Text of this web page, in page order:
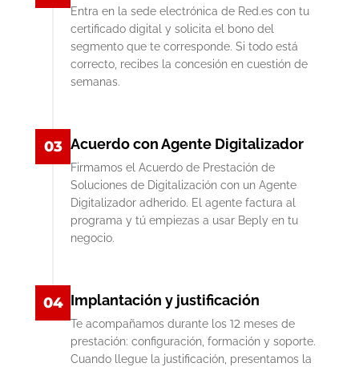
Entra en la sede electrónica de Red.es con tu
certificado digital y solicita el bono del
segmento que te corresponde. Si todo está
correcto, recibes la concesión en cuestión de
semanas.
03 Acuerdo con Agente Digitalizador
Firmamos el Acuerdo de Prestación de
Soluciones de Digitalización con un Agente
Digitalizador adherido. El agente factura al
programa y tú empiezas a usar Beply en tu
negocio.
04 Implantación y justificación
Te acompañamos durante los 12 meses de
prestación: configuración, formación y soporte.
Cuando llegue la justificación, presentamos la